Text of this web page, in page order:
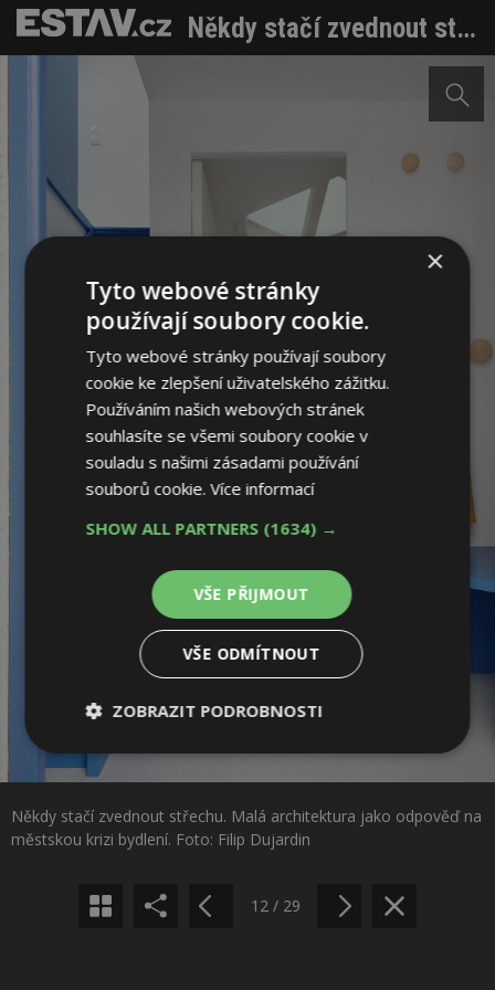
Někdy stačí zvednout střechu. Malá architektura jako odpověď na městskou krizi bydlení
Někdy stačí zvednout střechu. Malá architektura jako odpověď na
městskou krizi bydlení. Foto: Filip Dujardin
Sdílet na Facebooku
Sdílet na Pinterestu
12 / 29
×
Tyto webové stránky
používají soubory cookie.
Tyto webové stránky používají soubory
cookie ke zlepšení uživatelského zážitku.
Používáním našich webových stránek
souhlasíte se všemi soubory cookie v
souladu s našimi zásadami používání
souborů cookie.Více informací
SHOW ALL PARTNERS (1634) →
VŠE PŘIJMOUT
VŠE ODMÍTNOUT
ZOBRAZIT PODROBNOSTI
Nezbytně
Výkonové
Soubory
soubory